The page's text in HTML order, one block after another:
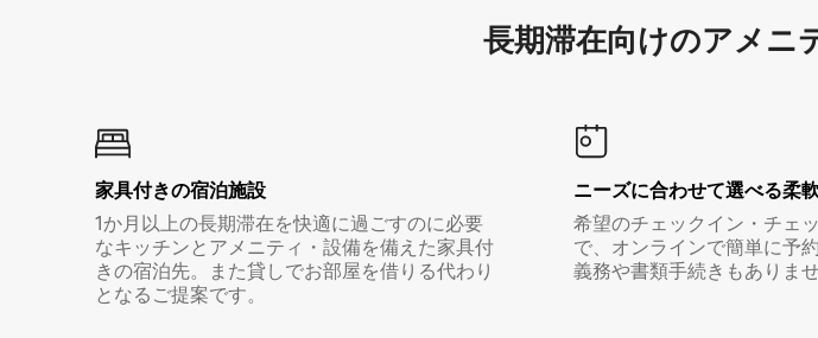
長期滞在向け⁠のア⁠メ⁠ニ⁠
家具付き⁠の宿⁠泊⁠施⁠設
1か月以上の長期滞在を快適に過ごすのに必要
なキッチンとアメニティ・設備を備えた家具付
きの宿泊先。また貸しでお部屋を借りる代わり
となるご提案です。
ニーズに合わせて選べる柔
希望のチェックイン・チェ
で、オンラインで簡単に予
義務や書類手続きもありま